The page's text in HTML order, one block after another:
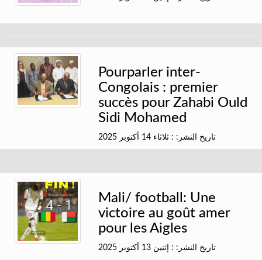
Pourparler inter-
Congolais : premier
succès pour Zahabi Ould
Sidi Mohamed
تاريخ النشر: : ثلاثاء 14 أكتوبر 2025
Mali/ football: Une
victoire au goût amer
pour les Aigles
تاريخ النشر: : إثنين 13 أكتوبر 2025